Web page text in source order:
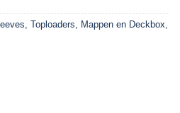
Toploaders, Mappen en Deckbox,